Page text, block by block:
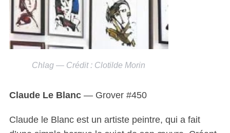
Chlag — Crédit : Clotilde Morin
Claude Le Blanc— Grover #450
Claude le Blanc est un artiste peintre, qui a fait